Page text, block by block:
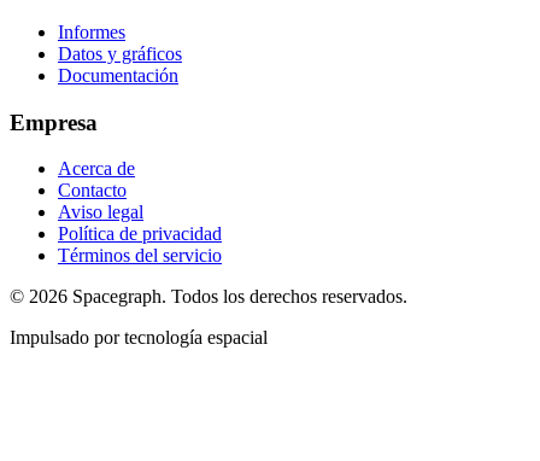
Informes
Datos y gráficos
Documentación
Empresa
Acerca de
Contacto
Aviso legal
Política de privacidad
Términos del servicio
© 2026 Spacegraph. Todos los derechos reservados.
Impulsado por tecnología espacial